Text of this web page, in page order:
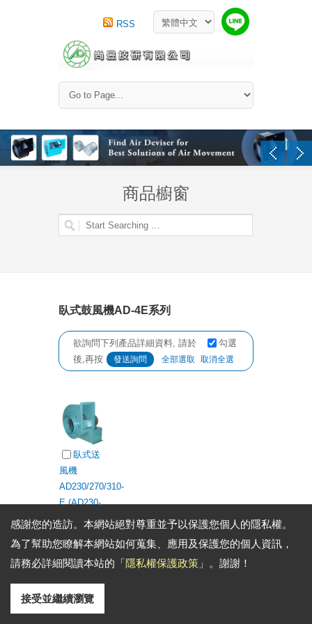
感謝您的造訪。本網站絕對尊重並予以保護您個人的隱私權。
為了幫助您瞭解本網站如何蒐集、應用及保護您的個人資訊，
請務必詳細閱讀本站的「隱私權保護政策 」。謝謝！
接受並繼續瀏覽
RSS
商品櫥窗
臥式鼓風機AD-4E系列
欲詢問下列產品詳細資料, 請於
勾選
後,再按
全部選取 取消全選
臥式送
風機
AD230/270/310-
E (AD230-
AD270-
欲詢問下列產品詳細資料, 請於
勾選
後,再按